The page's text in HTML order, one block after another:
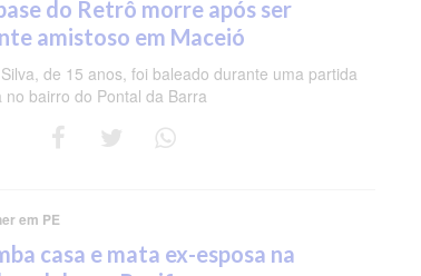
do Retrô morre após ser
amistoso em Maceió
de 15 anos, foi baleado durante uma partida
no bairro do Pontal da Barra
em PE
casa e mata ex-esposa na